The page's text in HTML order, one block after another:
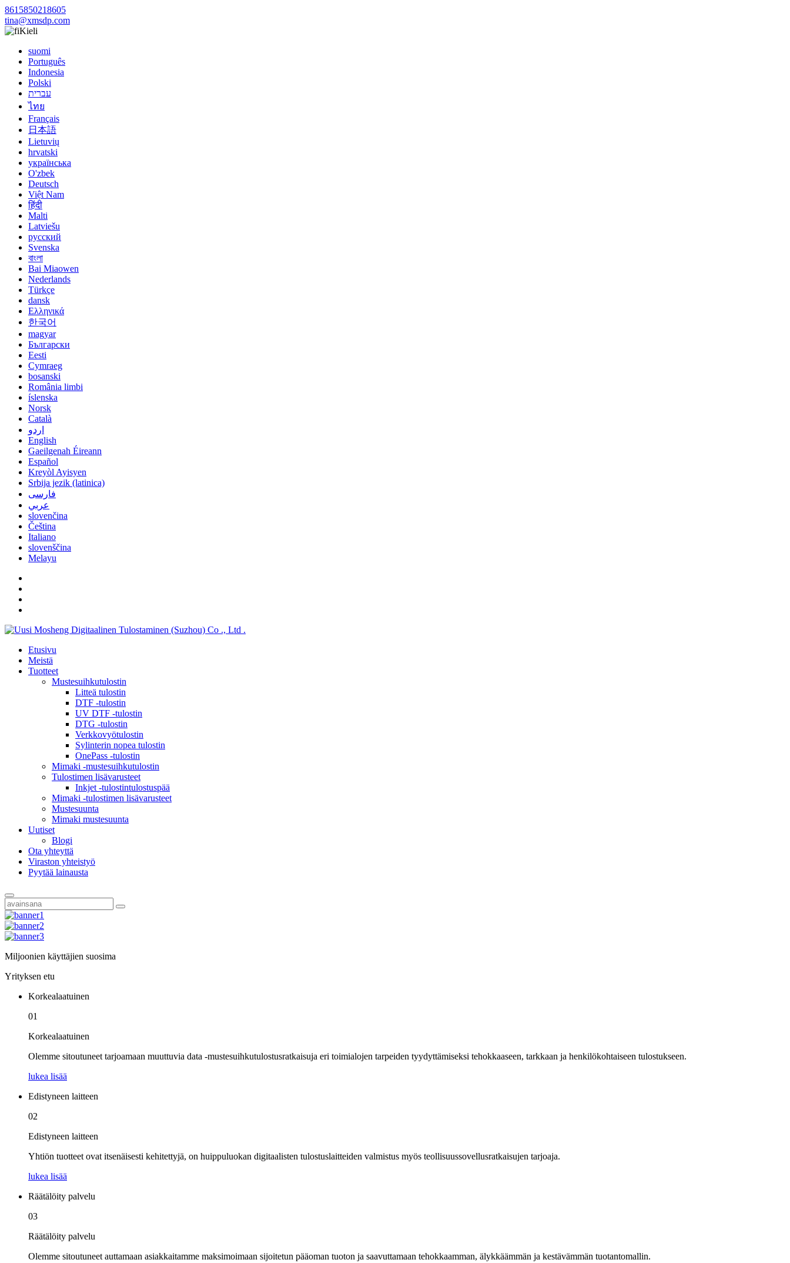
8615850218605
tina@xmsdp.com
Kieli
suomi
Português
Indonesia
Polski
עברית
ไทย
Français
日本語
Lietuvių
hrvatski
українська
O'zbek
Deutsch
Việt Nam
हिंदी
Malti
Latviešu
русский
Svenska
বাংলা
Bai Miaowen
Nederlands
Türkçe
dansk
Ελληνικά
한국어
magyar
Български
Eesti
Cymraeg
bosanski
România limbi
íslenska
Norsk
Català
اردو
English
Gaeilgenah Éireann
Español
Kreyòl Ayisyen
Srbija jezik (latinica)
فارسی
عربي
slovenčina
Čeština
Italiano
slovenščina
Melayu
Etusivu
Meistä
Tuotteet
Mustesuihkutulostin
Litteä tulostin
DTF -tulostin
UV DTF -tulostin
DTG -tulostin
Verkkovyötulostin
Sylinterin nopea tulostin
OnePass -tulostin
Mimaki -mustesuihkutulostin
Tulostimen lisävarusteet
Inkjet -tulostintulostuspää
Mimaki -tulostimen lisävarusteet
Mustesuunta
Mimaki mustesuunta
Uutiset
Blogi
Ota yhteyttä
Viraston yhteistyö
Pyytää lainausta
Miljoonien käyttäjien suosima
Yrityksen etu
Korkealaatuinen
01
Korkealaatuinen
Olemme sitoutuneet tarjoamaan muuttuvia data -mustesuihkutulostusratkaisuja eri toimialojen tarpeiden tyydyttämiseksi tehokkaaseen, tarkkaan ja henkilökohtaiseen tulostukseen.
lukea lisää
Edistyneen laitteen
02
Edistyneen laitteen
Yhtiön tuotteet ovat itsenäisesti kehitettyjä, on huippuluokan digitaalisten tulostuslaitteiden valmistus myös teollisuussovellusratkaisujen tarjoaja.
lukea lisää
Räätälöity palvelu
03
Räätälöity palvelu
Olemme sitoutuneet auttamaan asiakkaitamme maksimoimaan sijoitetun pääoman tuoton ja saavuttamaan tehokkaamman, älykkäämmän ja kestävämmän tuotantomallin.